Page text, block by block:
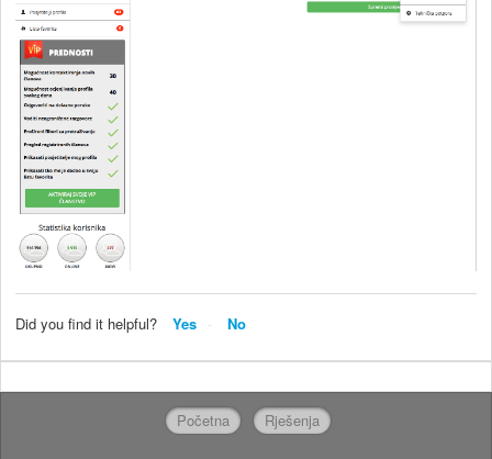
Did you find it helpful? Yes No
Početna Rješenja